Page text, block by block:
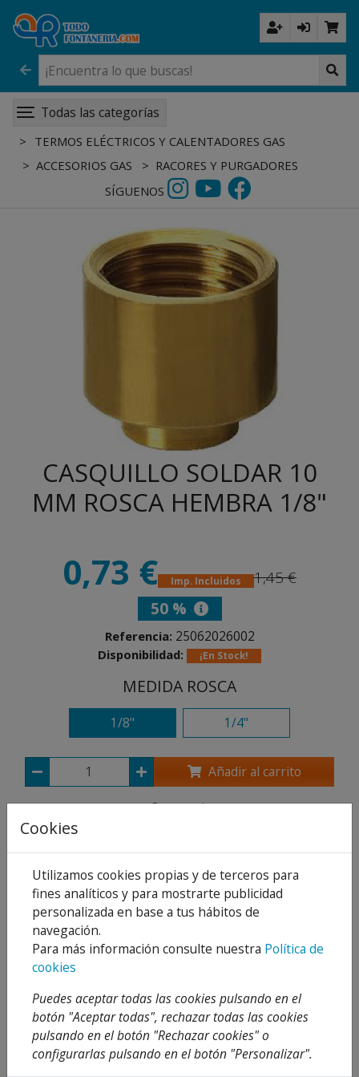
Todas las categorías
TERMOS ELÉCTRICOS Y CALENTADORES GAS
ACCESORIOS GAS
RACORES Y PURGADORES
SÍGUENOS
CASQUILLO SOLDAR 10
MM ROSCA HEMBRA 1/8"
0,73 € Imp. Incluidos
1,45 €
50 %
Referencia: 25062026002
Disponibilidad: ¡En Stock!
MEDIDA ROSCA
1/8" 1/4"
Añadir al carrito
Compartir
Descripción
Opiniones
Aplicaciones:
Instalaciones de Gas de la 1º, 2º y 3º familia.
Instalaciones de fontanería en general,
Cookies
Utilizamos cookies propias y de terceros para
fines analíticos y para mostrarte publicidad
personalizada en base a tus hábitos de
navegación.
Para más información consulte nuestra Política de
cookies
Puedes aceptar todas las cookies pulsando en el
botón "Aceptar todas", rechazar todas las cookies
pulsando en el botón "Rechazar cookies" o
configurarlas pulsando en el botón "Personalizar".